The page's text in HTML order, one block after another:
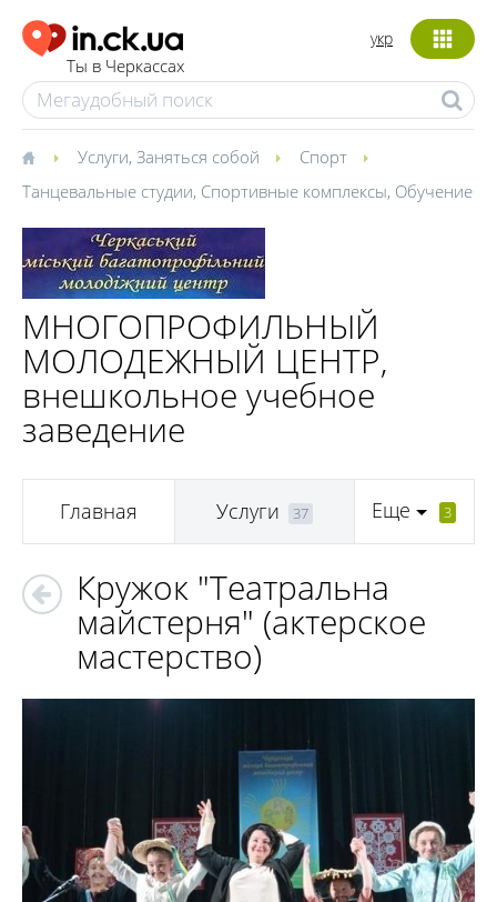
Ты в Черкассах
укр
Услуги, Заняться собой
Спорт
Танцевальные студии, Спортивные комплексы, Обучение
МНОГОПРОФИЛЬНЫЙ
МОЛОДЕЖНЫЙ ЦЕНТР,
внешкольное учебное
заведение
Главная Услуги 37 Еще 3
Кружок "Театральна
майстерня" (актерское
мастерство)